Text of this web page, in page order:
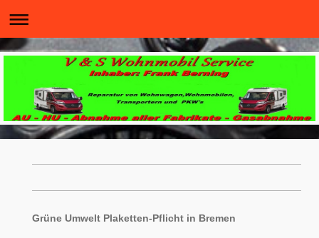
Grüne Umwelt Plaketten-Pflicht in Bremen